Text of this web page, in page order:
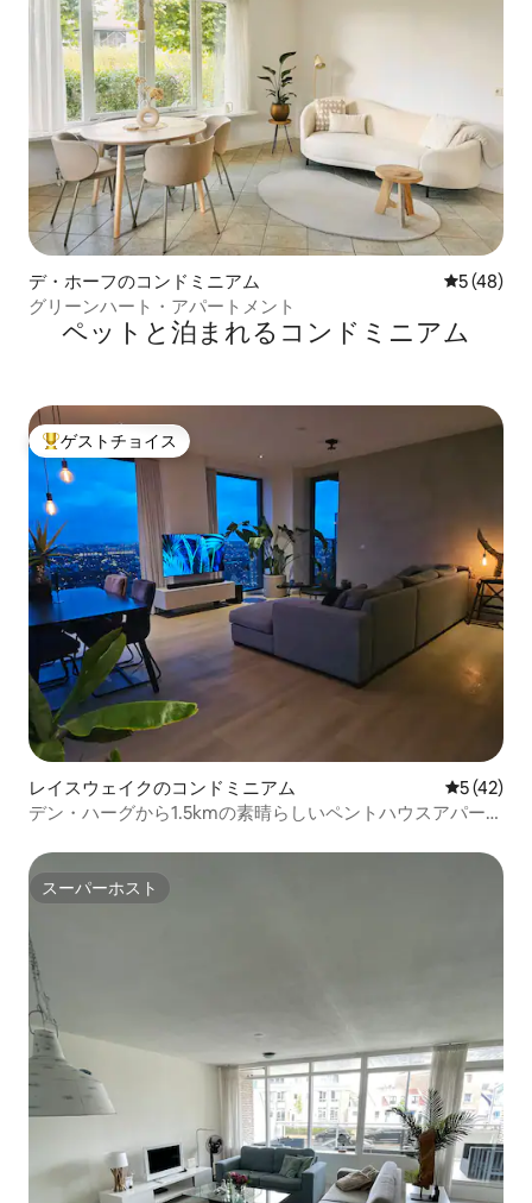
デ・ホーフのコンドミニアム レビュー
5 (48)
グリーンハート・アパートメント
ペットと泊まれるコンドミニアム
大好評のゲストチョイスです。
ゲストチョイス
レイスウェイクのコンドミニアム レビュー
5 (42)
デン・ハーグから1.5kmの素晴らしいペントハウスアパート
スーパーホスト
スーパーホスト